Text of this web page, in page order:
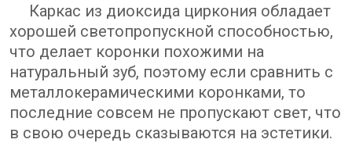
Каркас из диоксида циркония обладает
хорошей светопропускной способностью,
что делает коронки похожими на
натуральный зуб, поэтому если сравнить с
металлокерамическими коронками, то
последние совсем не пропускают свет, что
в свою очередь сказываются на эстетики.